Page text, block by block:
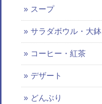
スープ
サラダボウル・大鉢
コーヒー・紅茶
デザート
どんぶり